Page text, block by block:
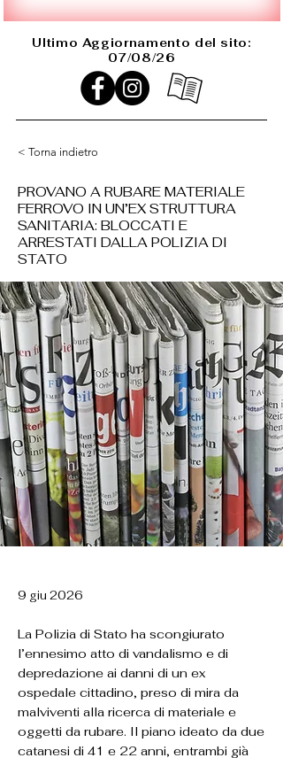
Ultimo Aggiornamento del sito:
07/08/26
< Torna indietro
PROVANO A RUBARE MATERIALE
FERROVO IN UN’EX STRUTTURA
SANITARIA: BLOCCATI E
ARRESTATI DALLA POLIZIA DI
STATO
9 giu 2026
La Polizia di Stato ha scongiurato
l’ennesimo atto di vandalismo e di
depredazione ai danni di un ex
ospedale cittadino, preso di mira da
malviventi alla ricerca di materiale e
oggetti da rubare. Il piano ideato da due
catanesi di 41 e 22 anni, entrambi già